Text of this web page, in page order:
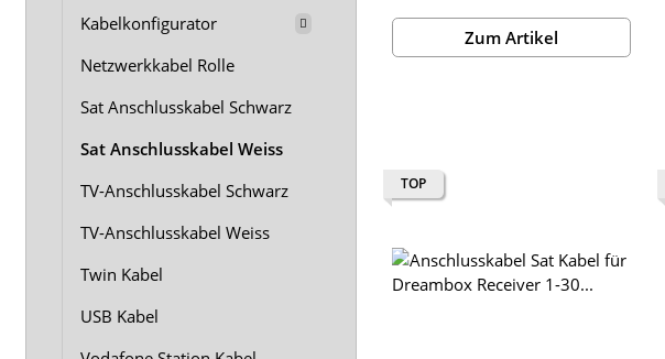
Zum Artikel
TOP
Kabelkonfigurator
Netzwerkkabel Rolle
Sat Anschlusskabel Schwarz
Sat Anschlusskabel Weiss
TV-Anschlusskabel Schwarz
TV-Anschlusskabel Weiss
Twin Kabel
USB Kabel